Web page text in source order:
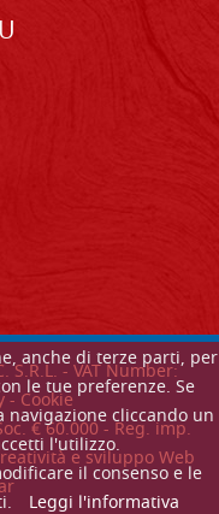
anche di terze parti, per
le tue preferenze. Se
cliccando un
l'utilizzo.
il consenso e le
Leggi l'informativa
- VAT Number:
-Cookie
€ 60.000 - Reg. imp.
e sviluppo Web